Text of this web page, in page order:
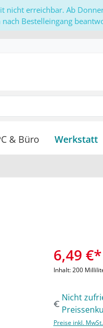
erreichbar. Ab
Bestelleingang
& Büro Werkstatt
6,49 €*
Inhalt:200
Nicht
Preise inkl.